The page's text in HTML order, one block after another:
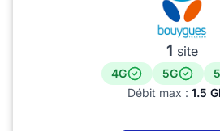
1 site
4G 5G
Débit max : 1.5